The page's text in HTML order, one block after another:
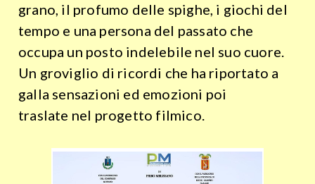
grano, il profumo delle spighe, i giochi del
tempo e una persona del passato che
occupa un posto indelebile nel suo cuore.
Un groviglio di ricordi che ha riportato a
galla sensazioni ed emozioni poi
traslate nel progetto filmico.